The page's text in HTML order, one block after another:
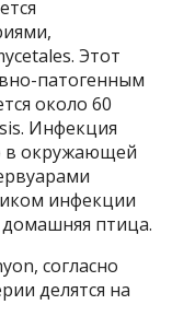
Этот
патогенным
около 60
Инфекция
в окружающей
инфекции
птица.
согласно
делятся на